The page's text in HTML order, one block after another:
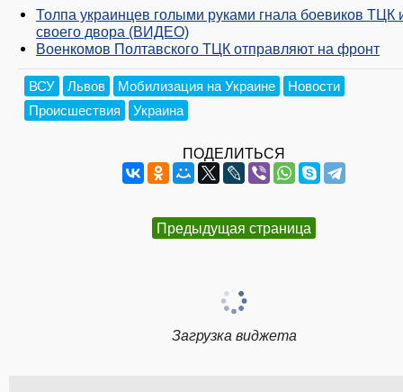
Толпа украинцев голыми руками гнала боевиков ТЦК
своего двора (ВИДЕО)
Военкомов Полтавского ТЦК отправляют на фронт
ВСУ Львов Мобилизация на Украине
Новости
Происшествия
Украина
ПОДЕЛИТЬСЯ
Предыдущая страница
Загрузка виджета